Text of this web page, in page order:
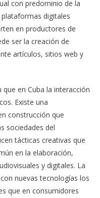
con predominio de la
digitales
en productores de
ser la creación de
artículos, sitios web y
en Cuba la interacción
Existe una
construcción que
sociedades del
tácticas creativas que
en la elaboración,
y digitales. La
nuevas tecnologías los
que en consumidores